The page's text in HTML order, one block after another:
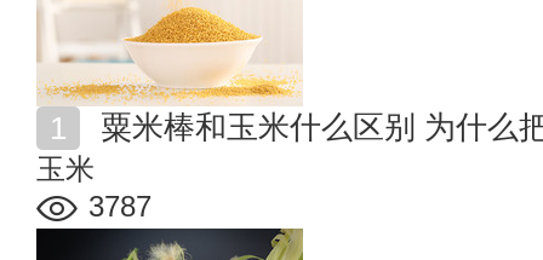
粟米棒和玉米什么区别 为什么
玉米
3787